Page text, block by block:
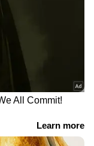
തന്നെ!